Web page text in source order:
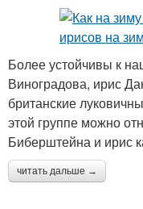
Более устойчивы к
Виноградова, ирис
британские
этой группе можно
Биберштейна и ирис
читать дальше →